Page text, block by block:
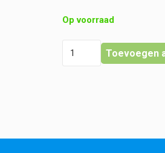
Op voorraad
Toevoegen